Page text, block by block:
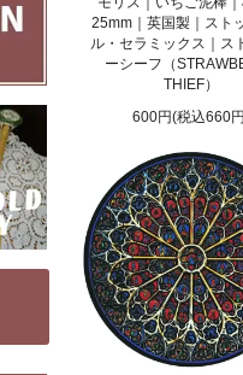
25mm｜英国製｜スト
ル・セラミックス｜ス
ーシーフ（
THIEF）
600円(税込660